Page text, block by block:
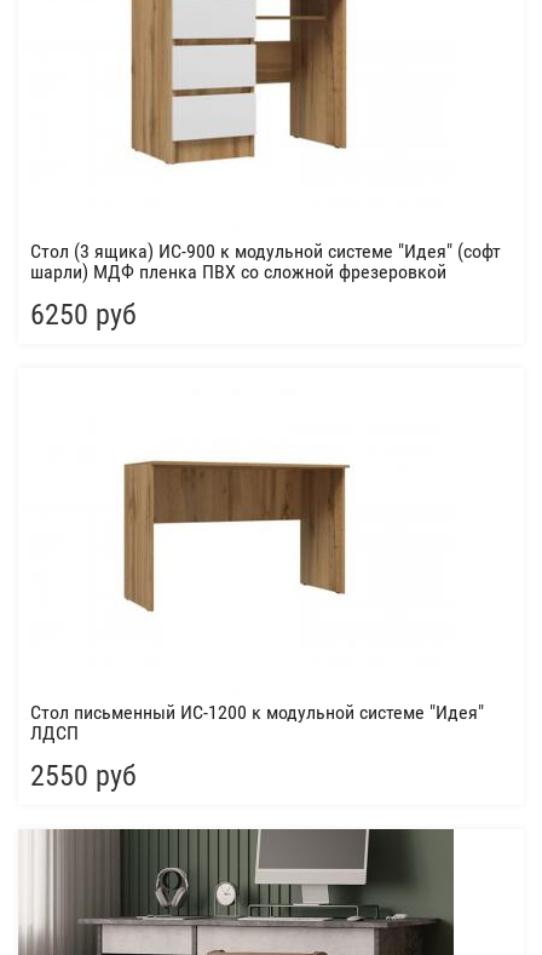
Стол (3 ящика) ИС-900 к модульной системе "Идея" (софт
шарли) МДФ пленка ПВХ со сложной фрезеровкой
6250 руб
Стол письменный ИС-1200 к модульной системе "Идея"
ЛДСП
2550 руб